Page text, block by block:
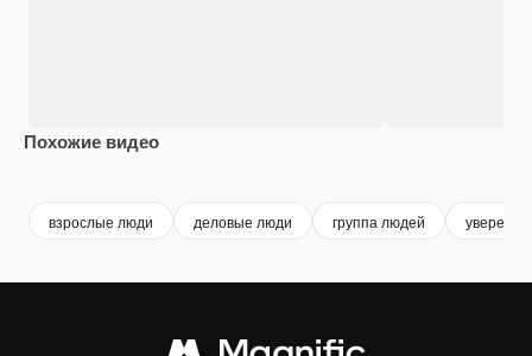
Похожие видео
взрослые люди деловые люди группа людей